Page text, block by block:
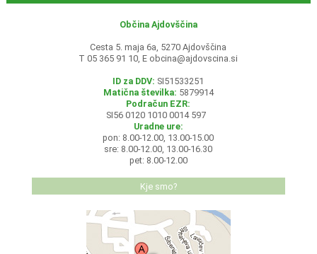
Občina Ajdovščina
Cesta 5. maja 6a, 5270 Ajdovščina
T 05 365 91 10, E obcina@ajdovscina.si
ID za DDV: SI51533251
Matična številka: 5879914
Podračun EZR:
SI56 0120 1010 0014 597
Uradne ure:
pon: 8.00-12.00, 13.00-15.00
sre: 8.00-12.00, 13.00-16.30
pet: 8.00-12.00
Kje smo?